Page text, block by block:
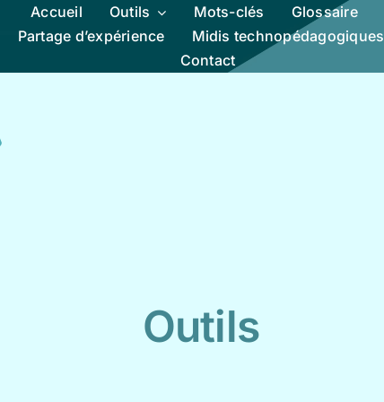
Accueil Outils Mots-clés
Glossaire
Partage d’expérience
Midis technopédagogiques
Contact
Outils